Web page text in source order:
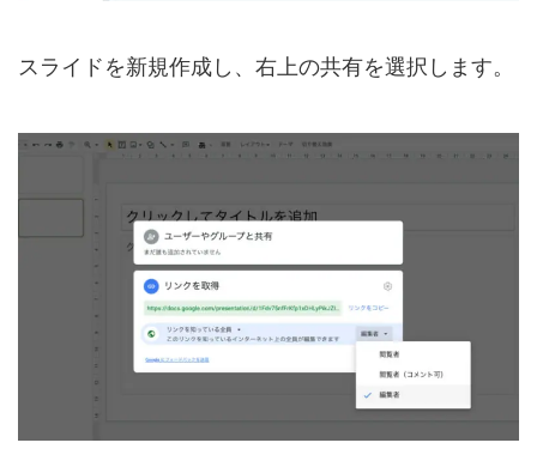
スライドを新規作成し、右上の共有を選択します。